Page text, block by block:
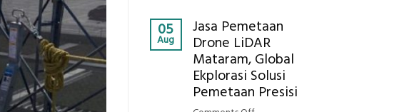
05
Aug
Jasa Pemetaan
Drone LiDAR
Mataram, Global
Ekplorasi Solusi
Pemetaan Presisi